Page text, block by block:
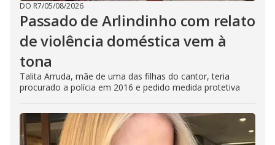
DO R7/05/08/2026
Passado de Arlindinho com relato
de violência doméstica vem à
tona
Talita Arruda, mãe de uma das filhas do cantor, teria
procurado a polícia em 2016 e pedido medida protetiva